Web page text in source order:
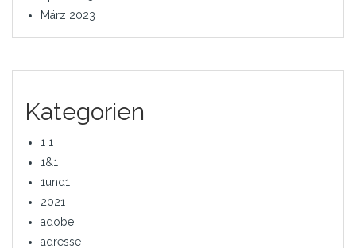
März 2023
Kategorien
1 1
1&1
1und1
2021
adobe
adresse